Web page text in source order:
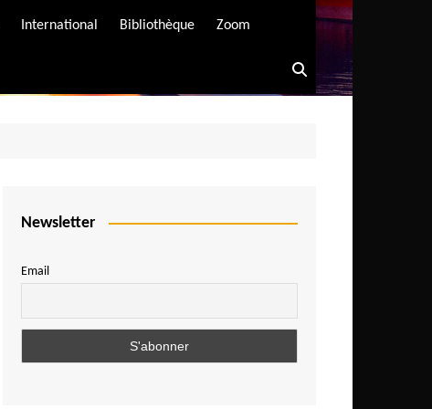
International Bibliothèque Zoom
Newsletter
Email